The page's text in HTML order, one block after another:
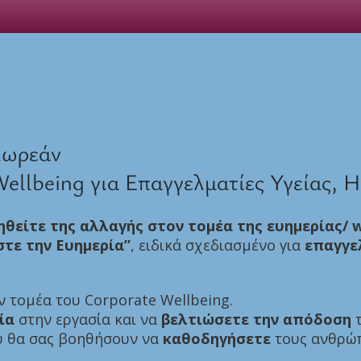
για Επαγγελματίες Υγείας,
της αλλαγής στον τομέα της ευημερίας/
την Ευημερία”, ειδικά σχεδιασμένο για
τομέα του Corporate Wellbeing.
στην εργασία και να βελτιώσετε την απόδοση
σας βοηθήσουν να καθοδηγήσετε τους